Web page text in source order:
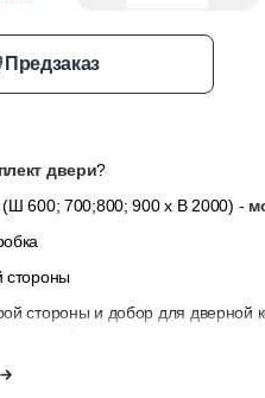
Предзаказ
двери?
(Ш 600; 700;800; 900 x В 2000) -
стороны
стороны и добор для дверной